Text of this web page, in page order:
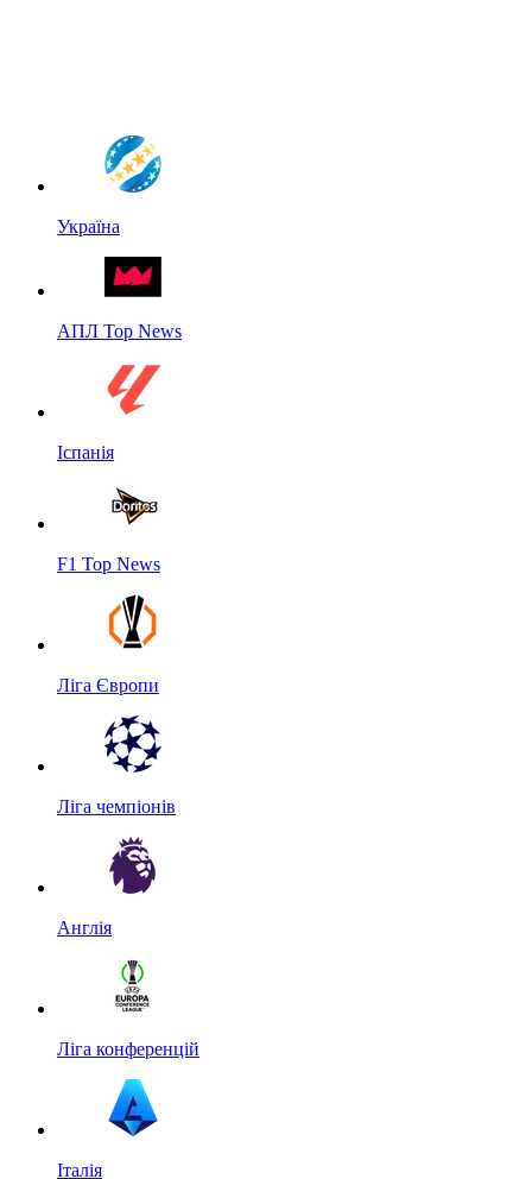
Україна
АПЛ Top News
Іспанія
F1 Top News
Ліга Європи
Ліга чемпіонів
Англія
Ліга конференцій
Італія